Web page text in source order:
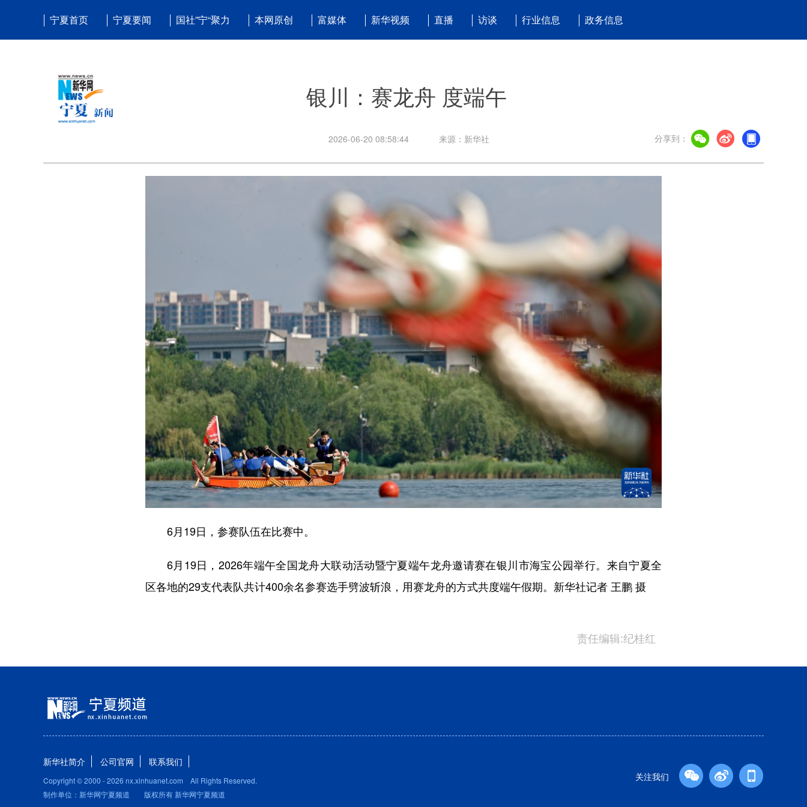
宁夏首页 宁夏要闻 国社”宁“聚力 本网原创 富媒体 新华视频 直播 访谈 行业信息 政务信息
银川：赛龙舟 度端午
2026-06-20 08:58:44 来源：新华社 分享到：
6月19日，参赛队伍在比赛中。
6月19日，2026年端午全国龙舟大联动活动暨宁夏端午龙舟邀请赛在银川市海宝公园举行。来自宁夏全
区各地的29支代表队共计400余名参赛选手劈波斩浪，用赛龙舟的方式共度端午假期。新华社记者 王鹏 摄
责任编辑:纪桂红
关注我们
新华社简介 公司官网 联系我们
Copyright © 2000 -2026 nx.xinhuanet.com All Rights Reserved.
制作单位：新华网宁夏频道 版权所有 新华网宁夏频道